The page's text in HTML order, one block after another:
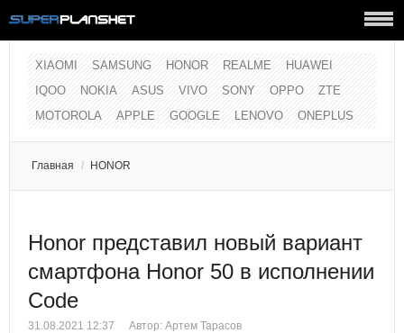
XIAOMI SAMSUNG HONOR REALME
HUAWEI
IQOO
NOKIA ASUS VIVO SONY OPPO
ZTE
MOTOROLA
APPLE GOOGLE LENOVO ONEPLUS
Главная / HONOR
Honor представил новый вариант
смартфона Honor 50 в исполнении
Code
31.08.2021 12:37 Автор: Артем Тарасов